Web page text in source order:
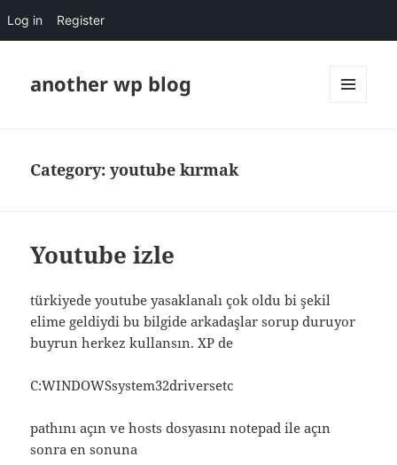
Log in Register
another wp blog
Category:youtube kırmak
Youtube izle
türkiyede youtube yasaklanalı çok oldu bi şekil
elime geldiydi bu bilgide arkadaşlar sorup duruyor
buyrun herkez kullansın. XP de
C:WINDOWSsystem32driversetc
pathını açın ve hosts dosyasını notepad ile açın
sonra en sonuna